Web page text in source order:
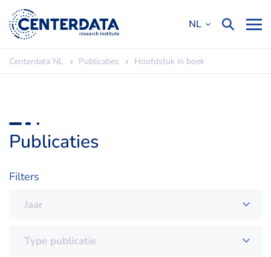
NL
Centerdata NL Publicaties Hoofdstuk in boek
Publicaties
Filters